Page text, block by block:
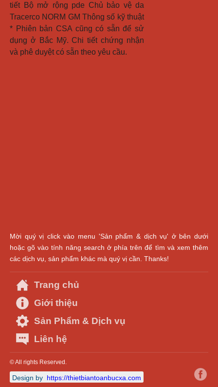
tiết Bộ mở rộng pde Chủ bảo vệ da
Tracerco NORM GM Thông số kỹ thuật
* Phiên bản CSA cũng có sẵn để sử
dụng ở Bắc Mỹ. Chi tiết chứng nhận
và phê duyệt có sẵn theo yêu cầu.
Mời quý vị click vào menu 'Sản phẩm & dịch vụ' ở bên dưới
hoặc gõ vào tính năng search ở phía trên để tìm và xem thêm
các dịch vụ, sản phẩm khác mà quý vị cần. Thanks!
Trang chủ
Giới thiệu
Sản Phẩm & Dịch vụ
Liên hệ
© All rights Reserved.
Design by https://thietbiantoanbucxa.com